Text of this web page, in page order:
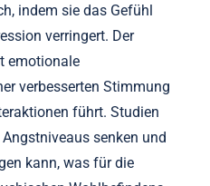
indem sie das Gefühl
verringert. Der
emotionale
verbesserten Stimmung
führt. Studien
senken und
kann, was für die